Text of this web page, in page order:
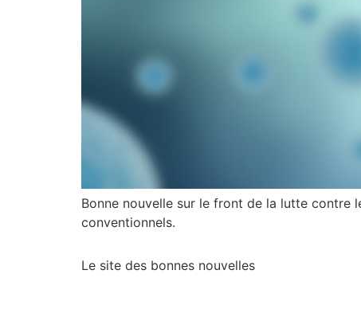
Bonne nouvelle sur le front de la lutte contre
conventionnels.
Le site des bonnes nouvelles